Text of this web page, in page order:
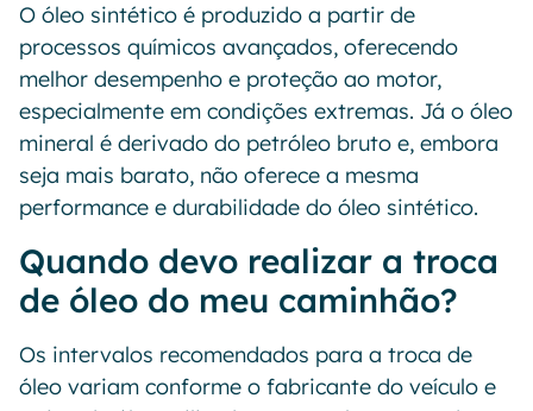
O óleo sintético é produzido a partir de
processos químicos avançados, oferecendo
melhor desempenho e proteção ao motor,
especialmente em condições extremas. Já o óleo
mineral é derivado do petróleo bruto e, embora
seja mais barato, não oferece a mesma
performance e durabilidade do óleo sintético.
Quando devo realizar a troca
de óleo do meu caminhão?
Os intervalos recomendados para a troca de
óleo variam conforme o fabricante do veículo e